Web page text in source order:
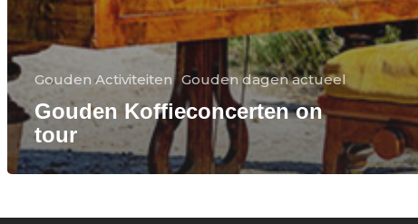
Gouden Activiteiten Gouden dagen actueel
Gouden Koffieconcerten on
tour